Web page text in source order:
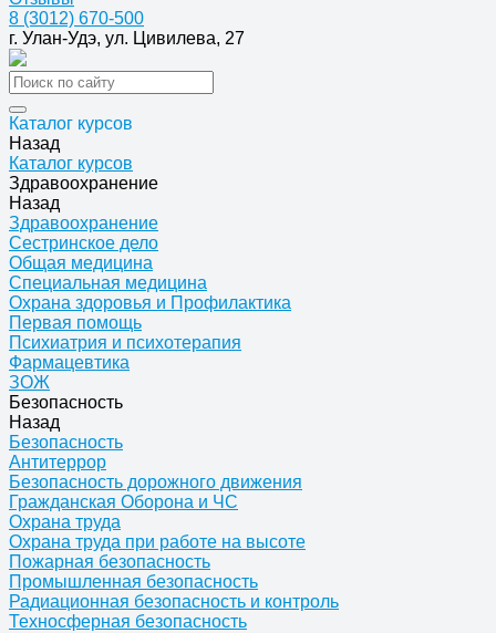
8 (3012) 670-500
г. Улан-Удэ, ул. Цивилева, 27
Каталог курсов
Назад
Каталог курсов
Здравоохранение
Назад
Здравоохранение
Сестринское дело
Общая медицина
Специальная медицина
Охрана здоровья и Профилактика
Первая помощь
Психиатрия и психотерапия
Фармацевтика
ЗОЖ
Безопасность
Назад
Безопасность
Антитеррор
Безопасность дорожного движения
Гражданская Оборона и ЧС
Охрана труда
Охрана труда при работе на высоте
Пожарная безопасность
Промышленная безопасность
Радиационная безопасность и контроль
Техносферная безопасность